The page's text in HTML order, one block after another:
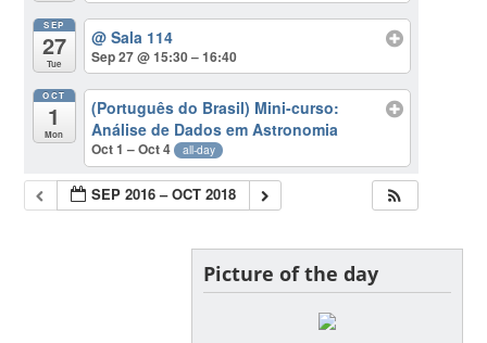
SEP
27
Tue
@ Sala 114
Sep 27 @ 15:30 – 16:40
OCT
1
Mon
(Português do Brasil) Mini-curso:
Análise de Dados em Astronomia
Oct 1 – Oct 4 all-day
SEP 2016 – OCT 2018
Picture of the day